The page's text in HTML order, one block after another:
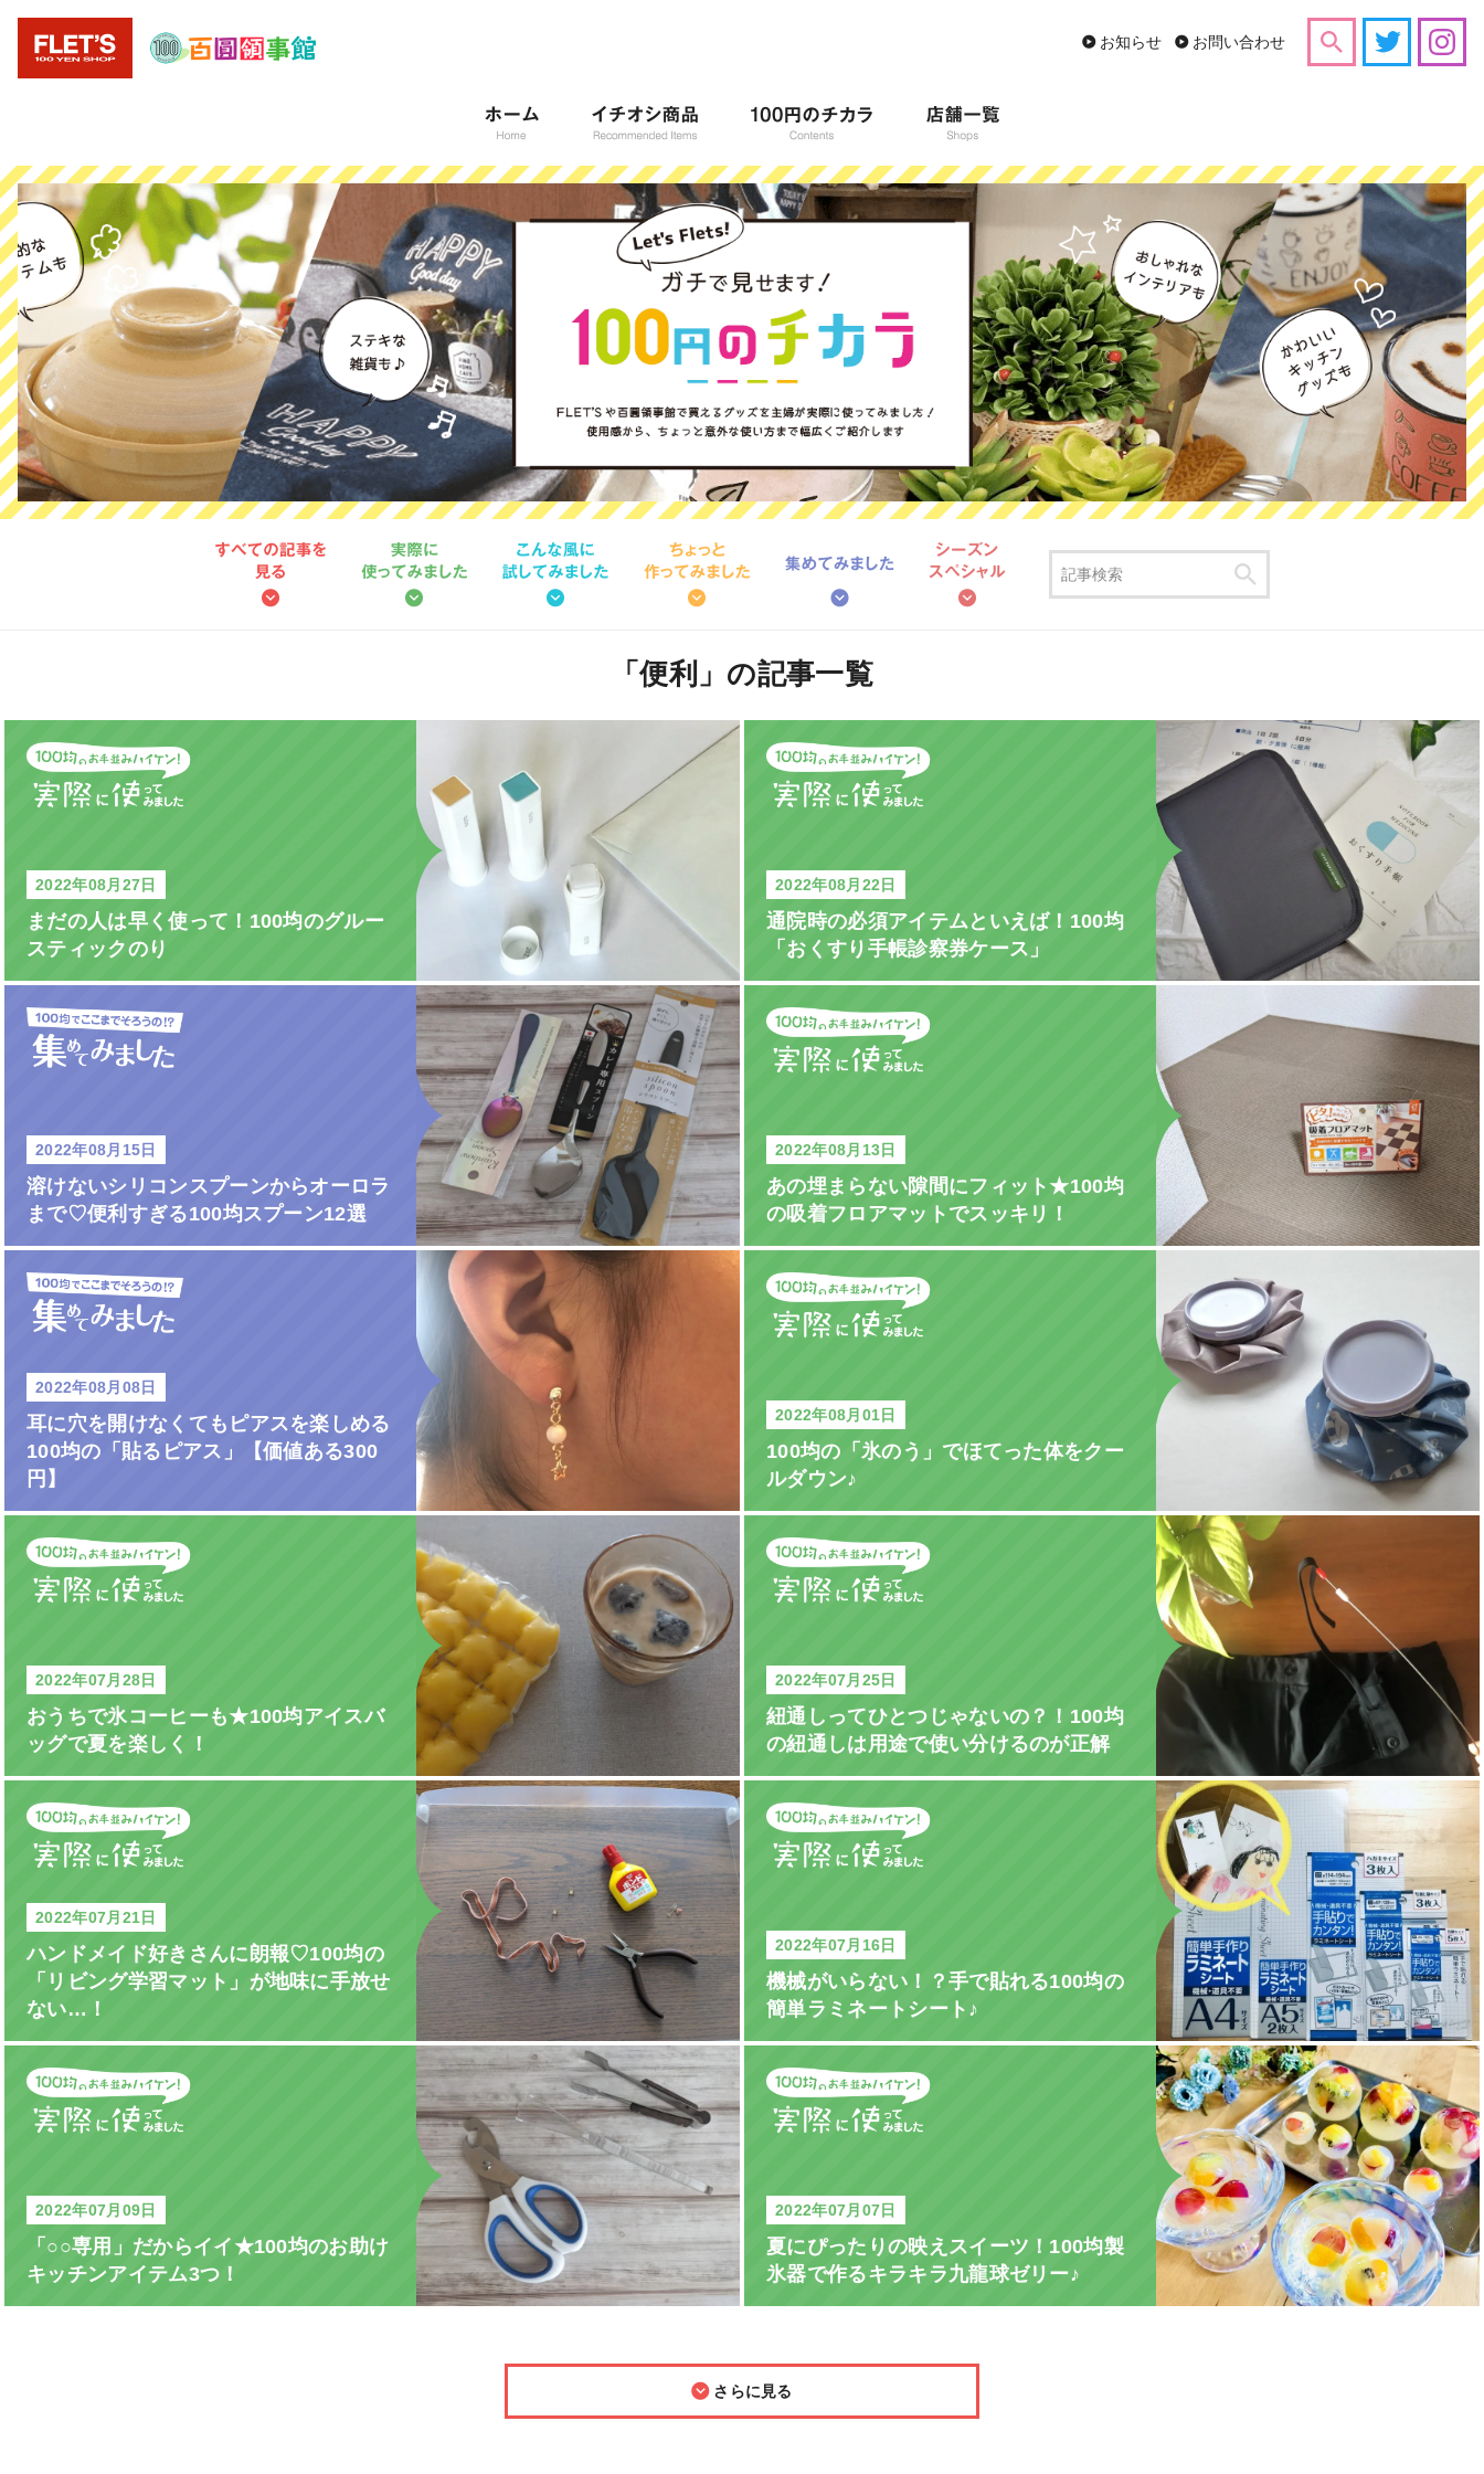
お知らせ お問い合わせ
「便利」の記事一覧
2022年08月27日
まだの人は早く使って！100均のグルー
スティックのり
2022年08月22日
通院時の必須アイテムといえば！100均
「おくすり手帳診察券ケース」
2022年08月15日
溶けないシリコンスプーンからオーロラ
まで♡便利すぎる100均スプーン12選
2022年08月13日
あの埋まらない隙間にフィット★100均
の吸着フロアマットでスッキリ！
2022年08月08日
耳に穴を開けなくてもピアスを楽しめる
100均の「貼るピアス」【価値ある300
円】
2022年08月01日
100均の「氷のう」でほてった体をクー
ルダウン♪
2022年07月28日
おうちで氷コーヒーも★100均アイスバ
ッグで夏を楽しく！
2022年07月25日
紐通しってひとつじゃないの？！100均
の紐通しは用途で使い分けるのが正解
2022年07月21日
ハンドメイド好きさんに朗報♡100均の
「リビング学習マット」が地味に手放せ
ない…！
2022年07月16日
機械がいらない！？手で貼れる100均の
簡単ラミネートシート♪
2022年07月09日
「○○専用」だからイイ★100均のお助け
キッチンアイテム3つ！
2022年07月07日
夏にぴったりの映えスイーツ！100均製
氷器で作るキラキラ九龍球ゼリー♪
さらに見る